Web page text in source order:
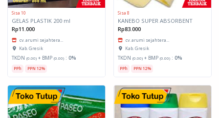
Sisa 10
GELAS PLASTIK 200 ml
Rp11.000
cv. arumi sejahtera...
Kab. Gresik
TKDN (0.00) + BMP (0.00) : 0%
PPh PPN 12%
Sisa 8
KANEBO SUPER ABSORBENT
Rp83.000
cv. arumi sejahtera...
Kab. Gresik
TKDN (0.00) + BMP (0.00) : 0%
PPh PPN 12%